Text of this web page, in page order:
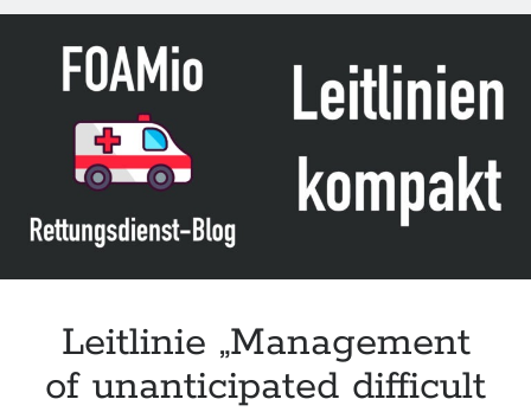
unanticipated
airway
in
adults
general
anaesthesia“
Leitlinie „Management
of unanticipated difficult